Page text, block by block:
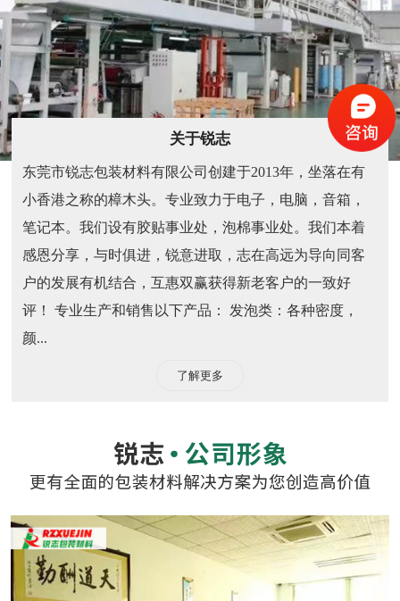
关于锐志
东莞市锐志包装材料有限公司创建于2013年，坐落在有
小香港之称的樟木头。专业致力于电子，电脑，音箱，
笔记本。我们设有胶贴事业处，泡棉事业处。我们本着
感恩分享，与时俱进，锐意进取，志在高远为导向同客
户的发展有机结合，互惠双赢获得新老客户的一致好
评！ 专业生产和销售以下产品： 发泡类：各种密度，
颜...
了解更多